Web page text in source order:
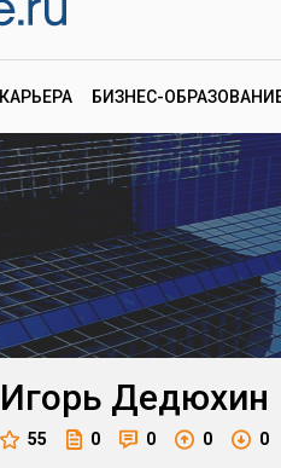
КАРЬЕРА БИЗНЕС-
Игорь Дедюхин
55 0 0 0 0